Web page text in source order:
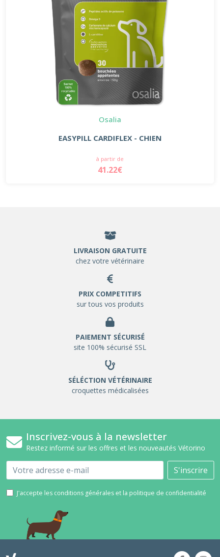
Osalia
EASYPILL CARDIFLEX - CHIEN
à partir de
41.22€
LIVRAISON GRATUITE
chez votre vétérinaire
PRIX COMPETITIFS
sur tous vos produits
PAIEMENT SÉCURISÉ
site 100% sécurisé SSL
SÉLÉCTION VÉTÉRINAIRE
croquettes médicalisées
Inscrivez-vous à la newsletter
Restez informé sur les offres et les nouveautés Vétorino
Email S'inscrire
J'accepte les conditions générales et la politique de confidentialité